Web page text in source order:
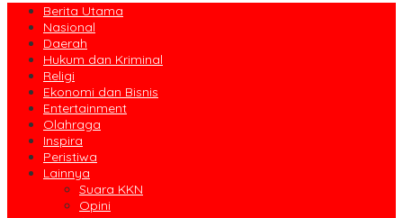
Berita Utama
Nasional
Daerah
Hukum dan Kriminal
Religi
Ekonomi dan Bisnis
Entertainment
Olahraga
Inspira
Peristiwa
Lainnya
Suara KKN
Opini